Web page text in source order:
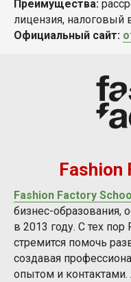
Преимущества:
лицензия, налоговый
Официальный сайт:
Fashion
Fashion Factory
бизнес-образования,
в 2013 году. С тех пор
стремится помочь
создавая
опытом и